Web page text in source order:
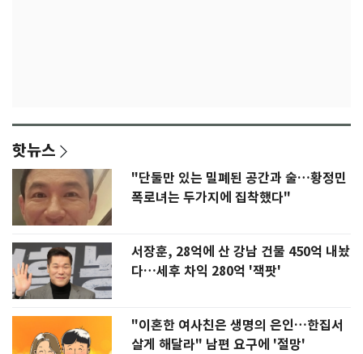
핫뉴스
"단둘만 있는 밀폐된 공간과 술…황정민
폭로녀는 두가지에 집착했다"
서장훈, 28억에 산 강남 건물 450억 내놨
다…세후 차익 280억 '잭팟'
"이혼한 여사친은 생명의 은인…한집서
살게 해달라" 남편 요구에 '절망'